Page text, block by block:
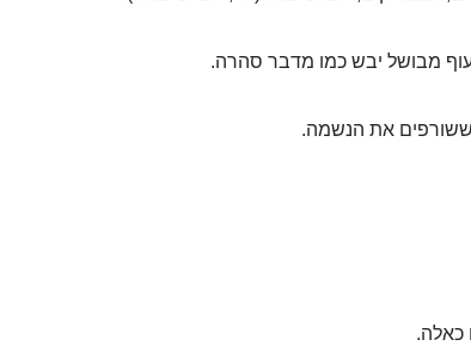
מבושל יבש כמו מדבר סהרה.
ששורפים את הנשמה.
כאלה.